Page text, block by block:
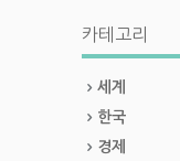
카테고리
세계
한국
경제